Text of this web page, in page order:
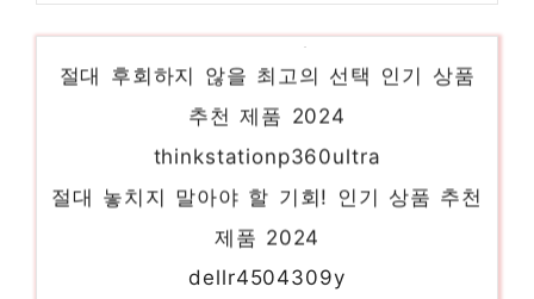
절대 후회하지 않을 최고의 선택 인기 상품
절대 놓치지 말아야 할 기회! 인기 상품 추천